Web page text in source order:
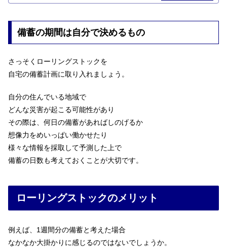
備蓄の期間は自分で決めるもの
さっそくローリングストックを
自宅の備蓄計画に取り入れましょう。
自分の住んでいる地域で
どんな災害が起こる可能性があり
その際は、何日の備蓄があればしのげるか
想像力をめいっぱい働かせたり
様々な情報を採取して予測した上で
備蓄の日数も考えておくことが大切です。
ローリングストックのメリット
例えば、1週間分の備蓄と考えた場合
なかなか大掛かりに感じるのではないでしょうか。